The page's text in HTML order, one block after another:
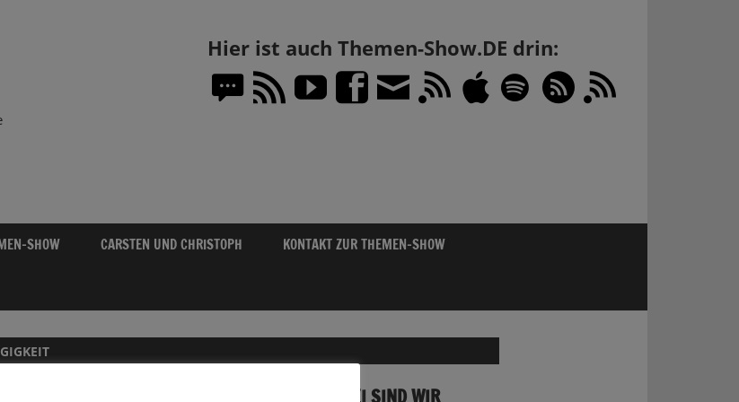
Hier ist auch Themen-Show.DE drin:
SHOW CARSTEN UND CHRISTOPH KONTAKT ZUR THEMEN-SHOW
02.02.2026 DIGITAL UNABHÄNGIG – WIE FREI SIND WIR